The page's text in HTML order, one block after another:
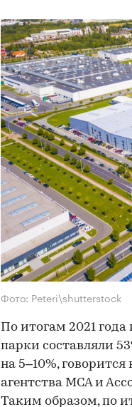
Фото: Peteri\shutterstock
По итогам 2021
парки составляли
на 5–10%,
агентства MCA и
Таким образом, по